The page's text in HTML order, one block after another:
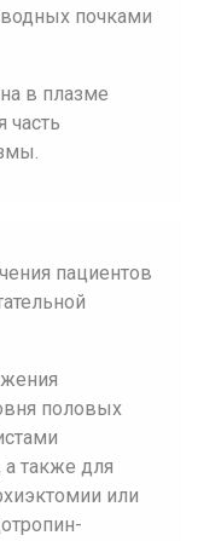
почками
в плазме
часть
пациентов
половых
а также для
или